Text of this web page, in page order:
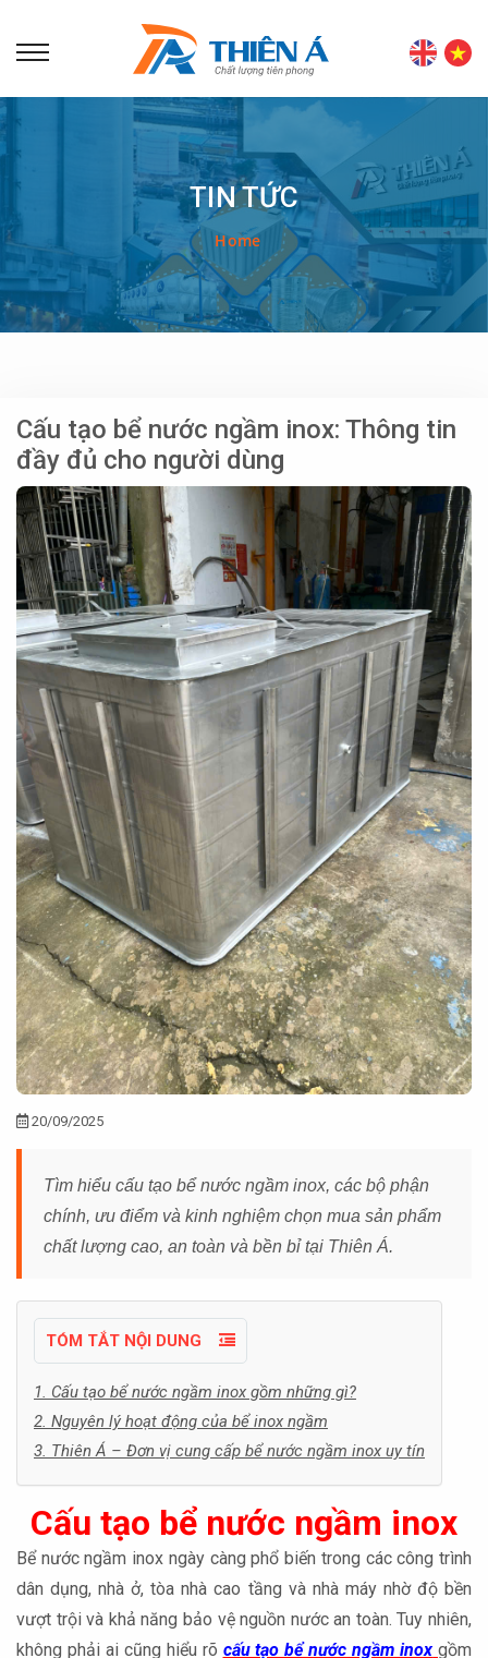
TIN TỨC
Home
Cấu tạo bể nước ngầm inox: Thông tin
đầy đủ cho người dùng
20/09/2025
Tìm hiểu cấu tạo bể nước ngầm inox, các bộ phận
chính, ưu điểm và kinh nghiệm chọn mua sản phẩm
chất lượng cao, an toàn và bền bỉ tại Thiên Á.
TÓM TẮT NỘI DUNG
1. Cấu tạo bể nước ngầm inox gồm những gì?
2. Nguyên lý hoạt động của bể inox ngầm
3. Thiên Á – Đơn vị cung cấp bể nước ngầm inox uy tín
Cấu tạo bể nước ngầm inox
Bể nước ngầm inox ngày càng phổ biến trong các công trình
dân dụng, nhà ở, tòa nhà cao tầng và nhà máy nhờ độ bền
vượt trội và khả năng bảo vệ nguồn nước an toàn. Tuy nhiên,
không phải ai cũng hiểu rõ cấu tạo bể nước ngầm inox gồm